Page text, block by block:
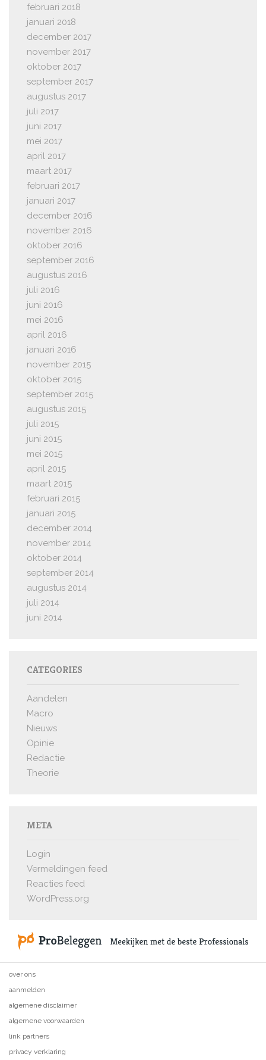
februari 2018
januari 2018
december 2017
november 2017
oktober 2017
september 2017
augustus 2017
juli 2017
juni 2017
mei 2017
april 2017
maart 2017
februari 2017
januari 2017
december 2016
november 2016
oktober 2016
september 2016
augustus 2016
juli 2016
juni 2016
mei 2016
april 2016
januari 2016
november 2015
oktober 2015
september 2015
augustus 2015
juli 2015
juni 2015
mei 2015
april 2015
maart 2015
februari 2015
januari 2015
december 2014
november 2014
oktober 2014
september 2014
augustus 2014
juli 2014
juni 2014
CATEGORIES
Aandelen
Macro
Nieuws
Opinie
Redactie
Theorie
META
Login
Vermeldingen feed
Reacties feed
WordPress.org
over ons
aanmelden
algemene disclaimer
algemene voorwaarden
link partners
privacy verklaring